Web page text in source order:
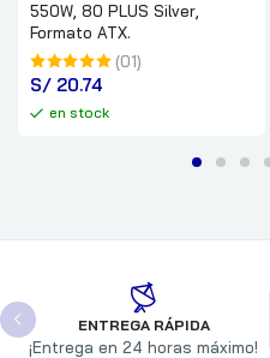
550W, 80 PLUS Silver,
Formato ATX.
(01)
S/ 20.74
en stock
ENTREGA RÁPIDA
¡Entrega en 24 horas máximo!